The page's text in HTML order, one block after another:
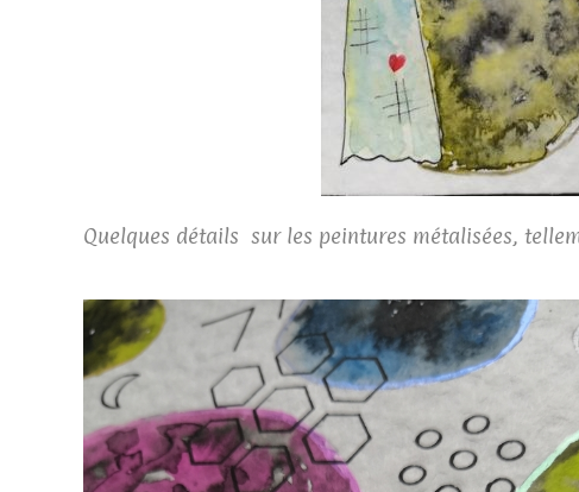
Quelques détails sur les peintures métalisées,